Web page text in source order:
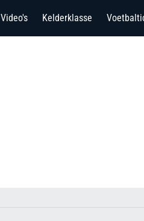
Video's Kelderklasse